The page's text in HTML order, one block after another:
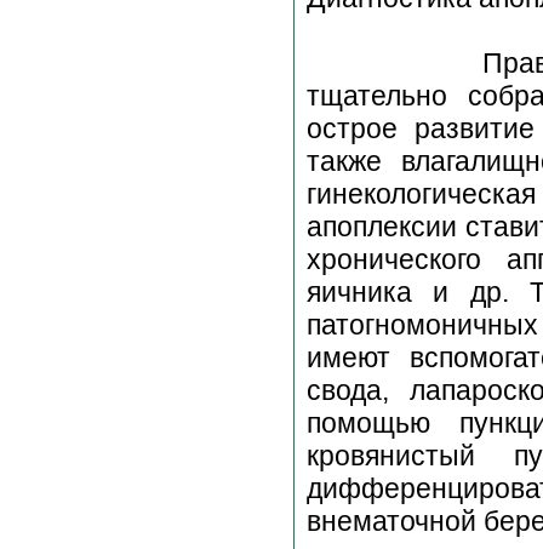
Правильный
тщательно
острое
также
апоплексии
хронического
яичника и др.
имеют
свода,
помощью
кровянистый
внематочной